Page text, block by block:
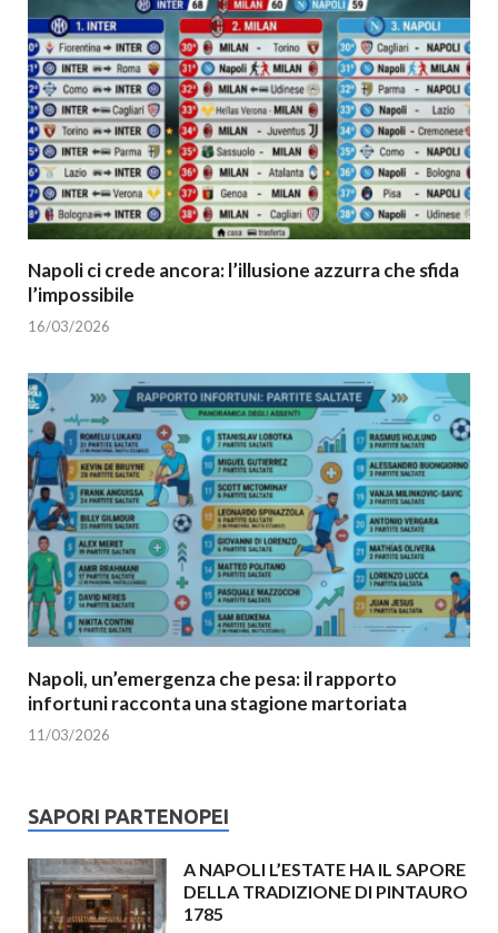
Napoli ci crede ancora: l’illusione azzurra che sfida
l’impossibile
16/03/2026
Napoli, un’emergenza che pesa: il rapporto
infortuni racconta una stagione martoriata
11/03/2026
SAPORI PARTENOPEI
A NAPOLI L’ESTATE HA IL SAPORE
DELLA TRADIZIONE DI PINTAURO
1785